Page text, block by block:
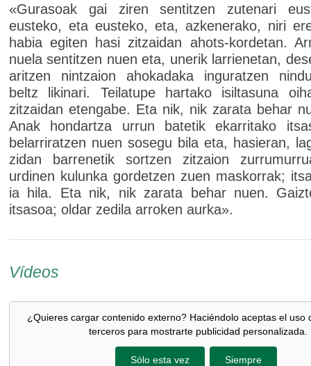
«Gurasoak gai ziren sentitzen zutenari
eusteko, eta eusteko, eta, azkenerako, niri
habia egiten hasi zitzaidan ahots-kordetan.
nuela sentitzen nuen eta, unerik larrienetan,
aritzen nintzaion ahokadaka inguratzen
beltz likinari. Teilatupe hartako isiltasuna
zitzaidan etengabe. Eta nik, nik zarata behar
Anak hondartza urrun batetik ekarritako
belarriratzen nuen sosegu bila eta, hasieran,
zidan barrenetik sortzen zitzaion
urdinen kulunka gordetzen zuen maskorrak;
ia hila. Eta nik, nik zarata behar nuen.
itsasoa; oldar zedila arroken aurka».
Vídeos
¿Quieres cargar contenido externo? Haciéndolo aceptas el uso
terceros para mostrarte publicidad personalizada.
Sólo esta vez Siempre